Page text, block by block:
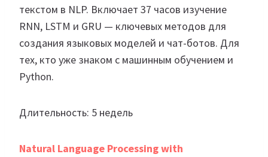
текстом в NLP. Включает 37 часов изучение
RNN, LSTM и GRU — ключевых методов для
создания языковых моделей и чат-ботов. Для
тех, кто уже знаком с машинным обучением и
Python.
Длительность: 5 недель
Natural Language Processing with